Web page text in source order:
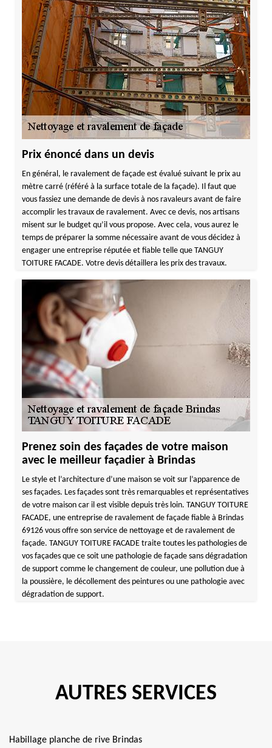
Prix énoncé dans un devis
En général, le ravalement de façade est évalué suivant le prix au
mètre carré (référé à la surface totale de la façade). Il faut que
vous fassiez une demande de devis à nos ravaleurs avant de faire
accomplir les travaux de ravalement. Avec ce devis, nos artisans
misent sur le budget qu’il vous propose. Avec cela, vous aurez le
temps de préparer la somme nécessaire avant de vous décidez à
engager une entreprise réputée et fiable telle que TANGUY
TOITURE FACADE. Votre devis détaillera les prix des travaux.
Prenez soin des façades de votre maison
avec le meilleur façadier à Brindas
Le style et l’architecture d’une maison se voit sur l’apparence de
ses façades. Les façades sont très remarquables et représentatives
de votre maison car il est visible depuis très loin. TANGUY TOITURE
FACADE, une entreprise de ravalement de façade fiable à Brindas
69126 vous offre son service de nettoyage et de ravalement de
façade. TANGUY TOITURE FACADE traite toutes les pathologies de
vos façades que ce soit une pathologie de façade sans dégradation
de support comme le changement de couleur, une pollution due à
la poussière, le décollement des peintures ou une pathologie avec
dégradation de support.
AUTRES SERVICES
Habillage planche de rive Brindas